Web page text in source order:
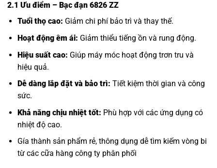
2.1 Ưu điểm – Bạc đạn 6826 ZZ
Tuổi thọ cao: Giảm chi phí bảo trì và thay thế.
Hoạt động êm ái: Giảm thiểu tiếng ồn và rung động.
Hiệu suất cao: Giúp máy móc hoạt động trơn tru và
hiệu quả.
Dễ dàng lắp đặt và bảo trì: Tiết kiệm thời gian và công
sức.
Khả năng chịu nhiệt tốt: Phù hợp với các ứng dụng có
nhiệt độ cao.
Gía thành sản phẩm rẻ, thông dụng dễ tìm kiếm vòng bi
từ các cữa hàng công ty phân phối